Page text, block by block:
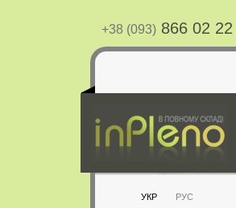
+38 (093) 866 02 22
УКР РУС